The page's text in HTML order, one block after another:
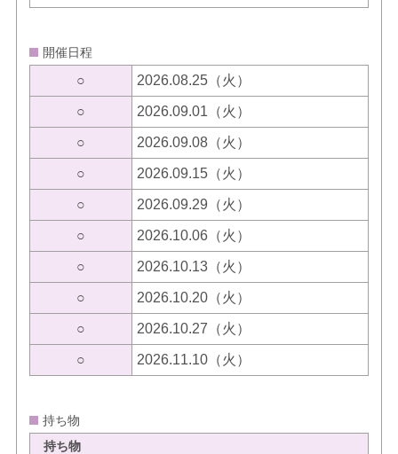
開催日程
○ 2026.08.25（火）
○ 2026.09.01（火）
○ 2026.09.08（火）
○ 2026.09.15（火）
○ 2026.09.29（火）
○ 2026.10.06（火）
○ 2026.10.13（火）
○ 2026.10.20（火）
○ 2026.10.27（火）
○ 2026.11.10（火）
持ち物
持ち物